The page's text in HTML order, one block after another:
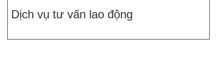
Dịch vụ tư vấn lao động